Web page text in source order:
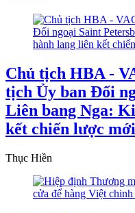
Chủ tịch HBA -
tịch Ủy ban Đối
Liên bang Nga:
kết chiến lược mới
Thục Hiền